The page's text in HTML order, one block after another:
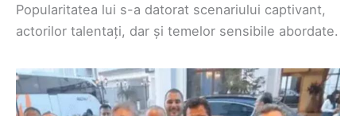
Popularitatea lui s-a datorat scenariului captivant,
actorilor talentați, dar și temelor sensibile abordate.